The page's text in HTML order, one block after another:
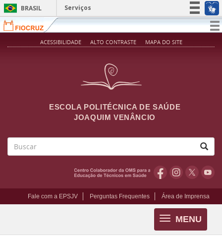
Pular para o conteúdo principal
BRASIL
Serviços
Simplifique!
Participe
ACESSIBILIDADE ALTO CONTRASTE MAPA DO SITE
ESCOLA POLITÉCNICA DE SAÚDE
JOAQUIM VENÂNCIO
Fale com a EPSJV Perguntas Frequentes Área de Imprensa
MENU
Toggle
navigation